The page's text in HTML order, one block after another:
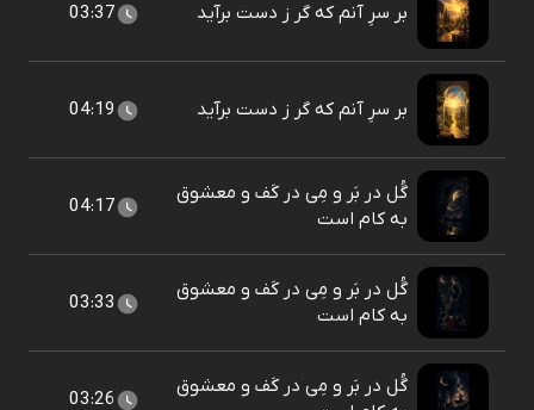
بر سرِ آنم که گر ز دست برآید 03:37
بر سرِ آنم که گر ز دست برآید 04:19
گُل در بَر و مِی در کَف و معشوق
به کام است
04:17
گُل در بَر و مِی در کَف و معشوق
به کام است
03:33
گُل در بَر و مِی در کَف و معشوق
03:26